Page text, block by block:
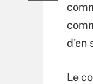
d'en
Le